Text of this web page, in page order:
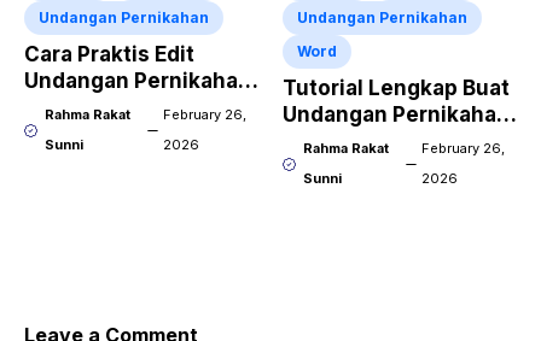
Undangan Pernikahan
Cara Praktis Edit
Undangan Pernikahan
Word Pakai HP
Rahma Rakat
Sunni
February 26,
2026
Undangan Pernikahan
Word
Tutorial Lengkap Buat
Undangan Pernikahan
Word Download
Rahma Rakat
Sunni
February 26,
2026
Leave a Comment